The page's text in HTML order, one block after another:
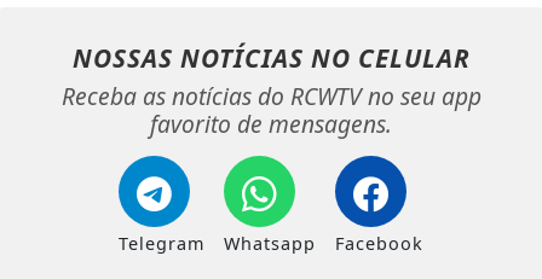
NOSSAS NOTÍCIAS NO CELULAR
Receba as notícias do RCWTV no seu app
favorito de mensagens.
Telegram Whatsapp Facebook